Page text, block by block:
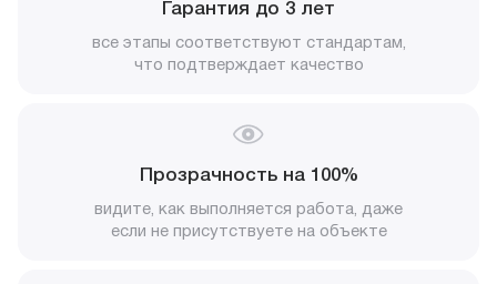
Гарантия до 3 лет
все этапы соответствуют стандартам,
что подтверждает качество
Прозрачность на 100%
видите, как выполняется работа, даже
если не присутствуете на объекте